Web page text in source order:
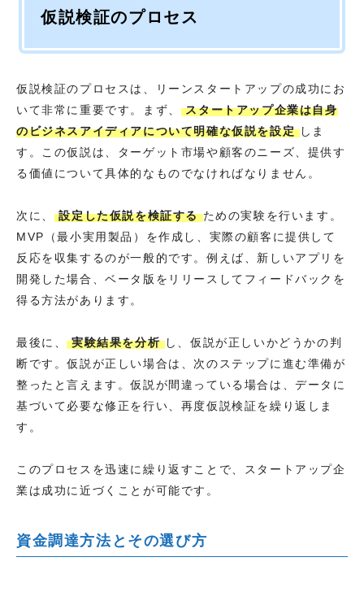
仮説検証のプロセス
仮説検証のプロセスは、リーンスタートアップの成功にお
いて非常に重要です。まず、 スタートアップ企業は自身
のビジネスアイディアについて明確な仮説を設定しま
す。この仮説は、ターゲット市場や顧客のニーズ、提供す
る価値について具体的なものでなければなりません。
次に、 設定した仮説を検証するための実験を行います。
MVP（最小実用製品）を作成し、実際の顧客に提供して
反応を収集するのが一般的です。例えば、新しいアプリを
開発した場合、ベータ版をリリースしてフィードバックを
得る方法があります。
最後に、実験結果を分析し、仮説が正しいかどうかの判
断です。仮説が正しい場合は、次のステップに進む準備が
整ったと言えます。仮説が間違っている場合は、データに
基づいて必要な修正を行い、再度仮説検証を繰り返しま
す。
このプロセスを迅速に繰り返すことで、スタートアップ企
業は成功に近づくことが可能です。
資金調達方法とその選び方